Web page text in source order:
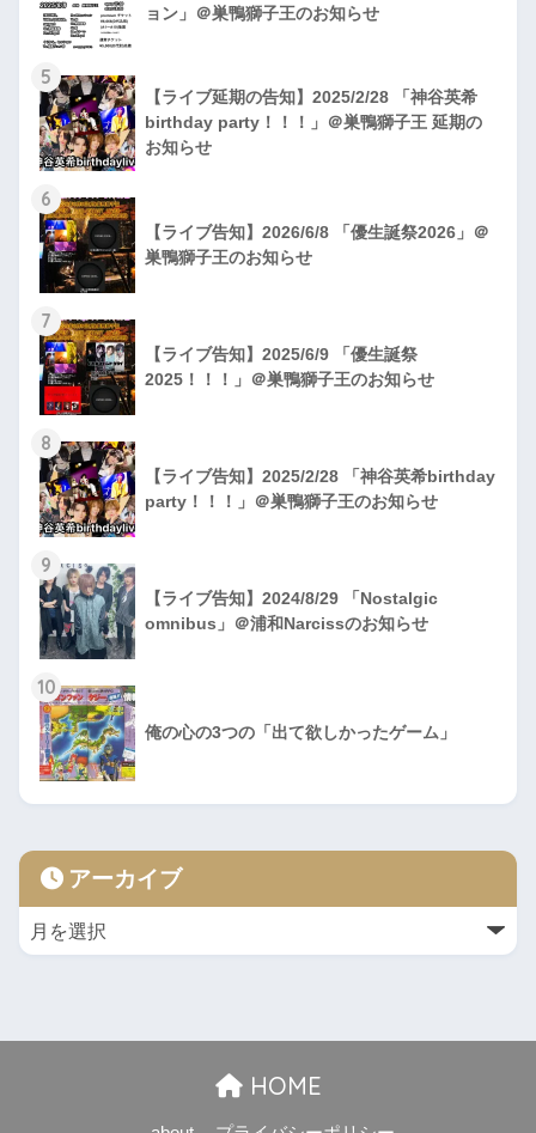
ョン」＠巣鴨獅子王のお知らせ
5
【ライブ延期の告知】2025/2/28 「神谷英希
birthday party！！！」＠巣鴨獅子王 延期の
お知らせ
6
【ライブ告知】2026/6/8 「優生誕祭2026」＠
巣鴨獅子王のお知らせ
7
【ライブ告知】2025/6/9 「優生誕祭
2025！！！」＠巣鴨獅子王のお知らせ
8
【ライブ告知】2025/2/28 「神谷英希birthday
party！！！」＠巣鴨獅子王のお知らせ
9
【ライブ告知】2024/8/29 「Nostalgic
omnibus」＠浦和Narcissのお知らせ
10
俺の心の3つの「出て欲しかったゲーム」
アーカイブ
HOME